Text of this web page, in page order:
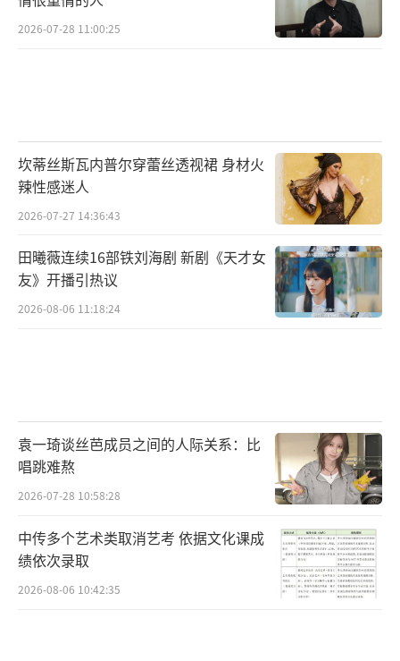
2026-07-28 11:00:25
坎蒂丝斯瓦内普尔穿蕾丝透视裙 身材火
辣性感迷人
2026-07-27 14:36:43
田曦薇连续16部铁刘海剧 新剧《天才女
友》开播引热议
2026-08-06 11:18:24
袁一琦谈丝芭成员之间的人际关系：比
唱跳难熬
2026-07-28 10:58:28
中传多个艺术类取消艺考 依据文化课成
绩依次录取
2026-08-06 10:42:35